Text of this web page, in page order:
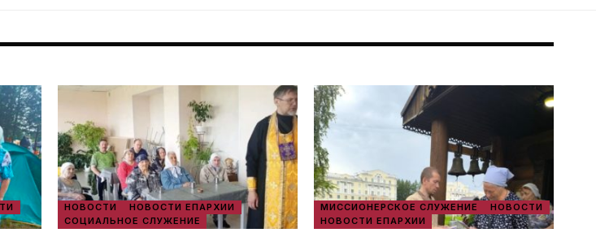
НОВОСТИ
НОВОСТИ ЕПАРХИИ
СОЦИАЛЬНОЕ СЛУЖЕНИЕ
МИССИОНЕРСКОЕ СЛУЖЕНИЕ
НОВОСТИ
НОВОСТИ ЕПАРХИИ